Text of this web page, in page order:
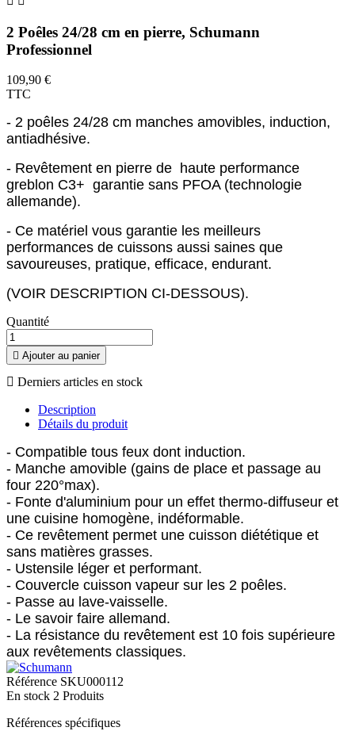
2 Poêles 24/28 cm en pierre, Schumann
Professionnel
109,90 €
TTC
- 2 poêles 24/28 cm manches amovibles, induction,
antiadhésive.
- Revêtement en pierre de haute performance
greblon C3+ garantie sans PFOA (technologie
allemande).
- Ce matériel vous garantie les meilleurs
performances de cuissons aussi saines que
savoureuses, pratique, efficace, endurant.
(VOIR DESCRIPTION CI-DESSOUS).
Quantité
 Ajouter au panier
 Derniers articles en stock
Description
Détails du produit
- Compatible tous feux dont induction.
- Manche amovible (gains de place et passage au
four 220°max).
- Fonte d'aluminium pour un effet thermo-diffuseur et
une cuisine homogène, indéformable.
- Ce revêtement permet une cuisson diététique et
sans matières grasses.
- Ustensile léger et performant.
- Couvercle cuisson vapeur sur les 2 poêles.
- Passe au lave-vaisselle.
- Le savoir faire allemand.
- La résistance du revêtement est 10 fois supérieure
aux revêtements classiques.
Référence SKU000112
En stock 2 Produits
Références spécifiques